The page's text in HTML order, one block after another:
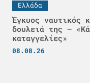
Ελλάδα
Έγκυος ναυτικός
δουλειά της –
καταγγελίες»
08.08.26